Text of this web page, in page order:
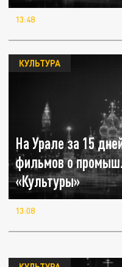
13:48
На Урале за 15
фильмов о
«Культуры»
КУЛЬТУРА
13:08